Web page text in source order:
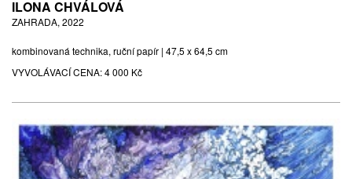
ILONA CHVÁLOVÁ
ZAHRADA, 2022
kombinovaná technika, ruční papír | 47,5 x 64,5 cm
VYVOLÁVACÍ CENA:4 000 Kč